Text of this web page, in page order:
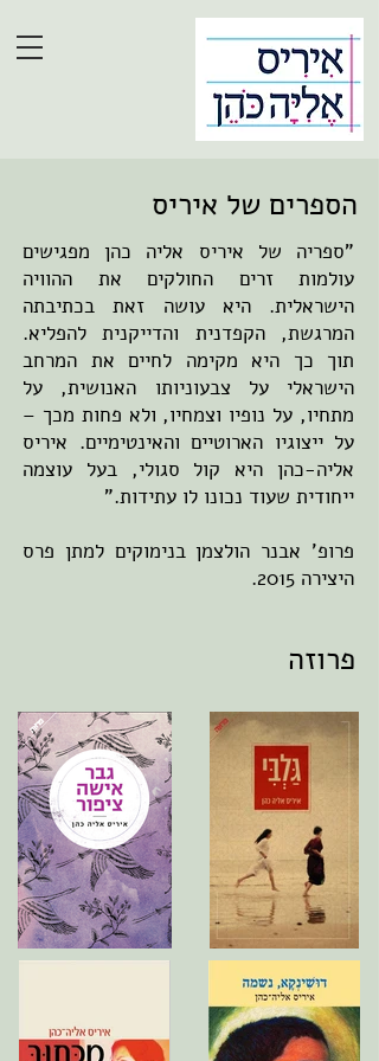
הספרים של איריס
"ספריה של איריס אליה כהן מפגישים
עולמות זרים החולקים את ההוויה
הישראלית. היא עושה זאת בכתיבתה
המרגשת, הקפדנית והדייקנית להפליא.
תוך כך היא מקימה לחיים את המרחב
הישראלי על צבעוניותו האנושית, על
מתחיו, על נופיו וצמחיו, ולא פחות מכך –
על ייצוגיו הארוטיים והאינטימיים. איריס
אליה-כהן היא קול סגולי, בעל עוצמה
ייחודית שעוד נכונו לו עתידות."
פרופ' אבנר הולצמן בנימוקים למתן פרס
היצירה 2015.
פרוזה